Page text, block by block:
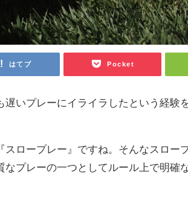
はてブ Pocket
いプレーにイライラしたという経験
ロープレー』ですね。そんなスロー
プレーの一つとしてルール上で明確